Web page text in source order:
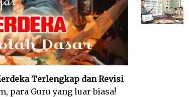
Terlengkap dan Revisi
para Guru yang luar biasa!